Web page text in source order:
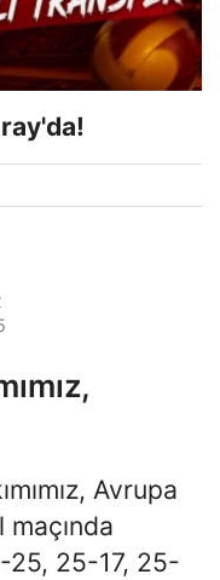
Avrupa
maçında
25, 25-17, 25-